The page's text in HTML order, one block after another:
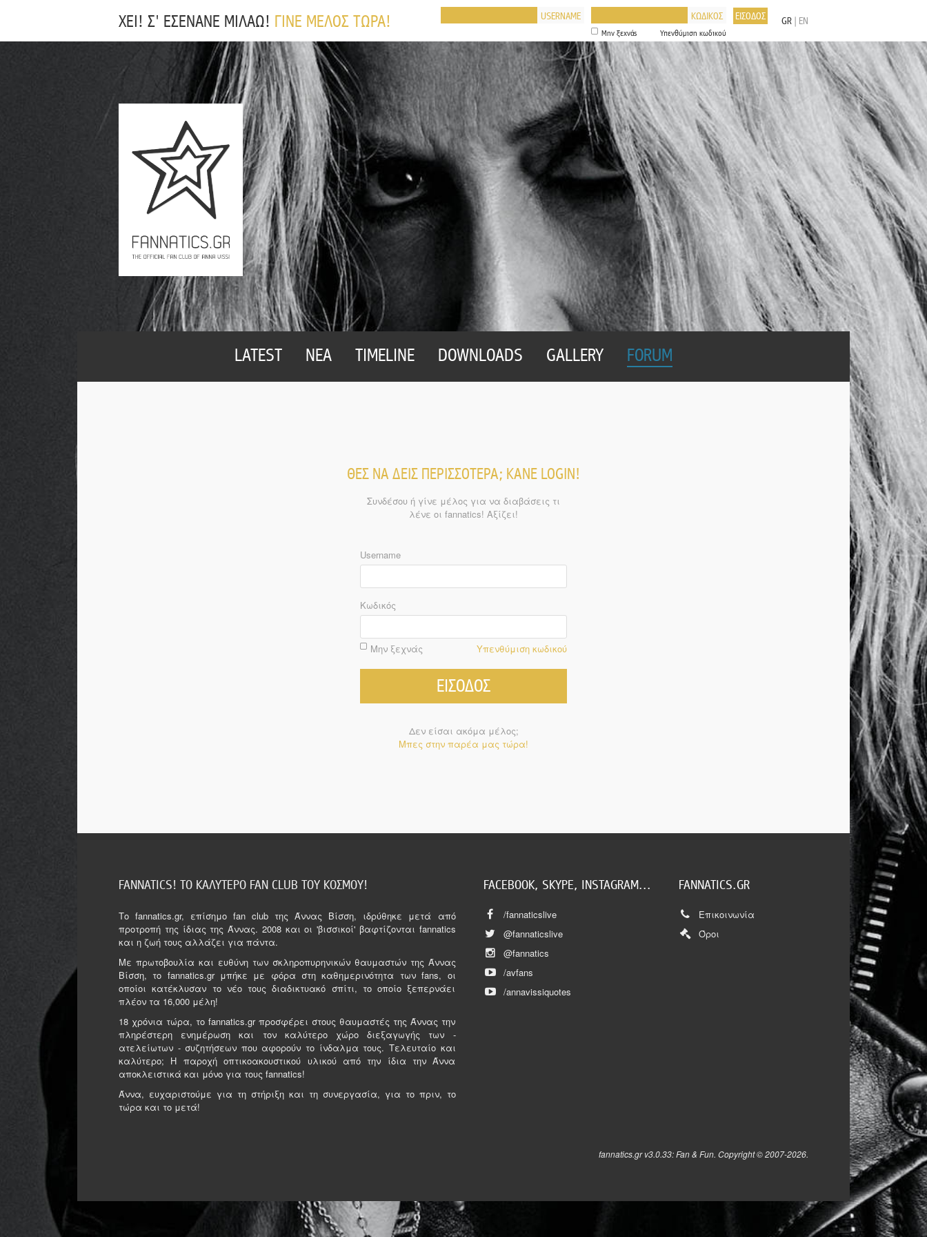
ΧΕΙ! Σ' ΕΣΕΝΑΝΕ ΜΙΛΑΩ! ΓΙΝΕ ΜΕΛΟΣ ΤΩΡΑ! USERNAME ΚΩΔΙΚΟΣ
Υπενθύμιση κωδικού
Μην ξεχνάς
ΕΙΣΟΔΟΣ GR EN
LATEST ΝΕΑ TIMELINE DOWNLOADS GALLERY FORUM
ΘΕΣ ΝΑ ΔΕΙΣ ΠΕΡΙΣΣΟΤΕΡΑ; ΚΑΝΕ LOGIN!
Συνδέσου ή γίνε μέλος για να διαβάσεις τι
λένε οι fannatics! Aξίζει!
Username
Κωδικός
Μην ξεχνάς Υπενθύμιση κωδικού
ΕΙΣΟΔΟΣ
Δεν είσαι ακόμα μέλος;
Μπες στην παρέα μας τώρα!
FANNATICS! ΤΟ ΚΑΛΥΤΕΡΟ FAN CLUB ΤΟΥ ΚΟΣΜΟΥ!
Tο fannatics.gr, επίσημο fan club της Άννας Βίσση, ιδρύθηκε μετά από
προτροπή της ίδιας της Άννας. 2008 και οι 'βισσικοί' βαφτίζονται fannatics
και η ζωή τους αλλάζει για πάντα.
Με πρωτοβουλία και ευθύνη των σκληροπυρηνικών θαυμαστών της Άννας
Βίσση, το fannatics.gr μπήκε με φόρα στη καθημερινότητα των fans, οι
οποίοι κατέκλυσαν το νέο τους διαδικτυακό σπίτι, το οποίο ξεπερνάει
πλέον τα 16,000 μέλη!
18 χρόνια τώρα, το fannatics.gr προσφέρει στους θαυμαστές της Άννας την
πληρέστερη ενημέρωση και τον καλύτερο χώρο διεξαγωγής των -
ατελείωτων - συζητήσεων που αφορούν το ίνδαλμα τους. Τελευταίο και
καλύτερο; Η παροχή οπτικοακουστικού υλικού από την ίδια την Άννα
αποκλειστικά και μόνο για τους fannatics!
Άννα, ευχαριστούμε για τη στήριξη και τη συνεργασία, για το πριν, το
τώρα και το μετά!
FACEBOOK, SKYPE, INSTAGRAM...
/fannaticslive
@fannaticslive
@fannatics
/avfans
/annavissiquotes
FANNATICS.GR
Επικοινωνία
Όροι
fannatics.gr v3.0.33: Fan & Fun. Copyright © 2007-2026.